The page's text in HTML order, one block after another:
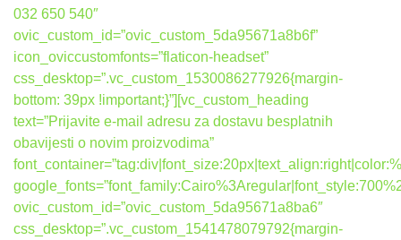
032 650 540″
ovic_custom_id=”ovic_custom_5da95671a8b6f”
icon_oviccustomfonts=”flaticon-headset”
css_desktop=”.vc_custom_1530086277926{margin-
bottom: 39px !important;}”][vc_custom_heading
text=”Prijavite e-mail adresu za dostavu besplatnih
obavijesti o novim proizvodima”
ovic_custom_id=”ovic_custom_5da95671a8ba6″
css_desktop=”.vc_custom_1541478079792{margin-